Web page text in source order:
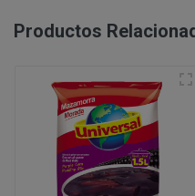
Productos
¿Cuál es la legitimación
Consentimiento del
En caso de
Si PERUSTOCKS
consumidor podrá